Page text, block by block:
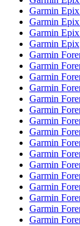
Garmin
Garmin
Garmin
Garmin Epix
Garmin
Garmin
Garmin
Garmin
Garmin
Garmin
Garmin
Garmin
Garmin
Garmin
Garmin
Garmin
Garmin
Garmin
Garmin
Garmin